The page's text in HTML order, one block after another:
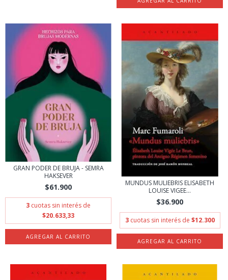
GRAN PODER DE BRUJA - SEMRA
HAKSEVER
$61.900
3 cuotas sin interés de
$20.633,33
MUNDUS MULIEBRIS ELISABETH
LOUISE VIGEE...
$36.900
3 cuotas sin interés de $12.300